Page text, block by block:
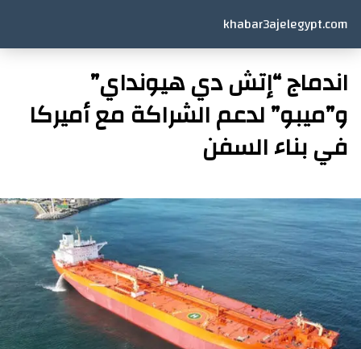
khabar3ajelegypt.com
اندماج “إتش دي هيونداي”
و”ميبو” لدعم الشراكة مع أميركا
في بناء السفن